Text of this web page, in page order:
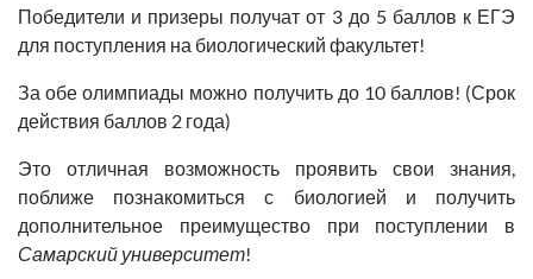
Победители и призеры получатот 3 до 5 баллов к ЕГЭ
для поступления на биологический факультет!
За обе олимпиады можно получить до 10 баллов! (Срок
действия баллов 2 года)
Это отличная возможность проявить свои знания,
поближе познакомиться с биологией и получить
дополнительное преимущество при поступлении в
Самарский университет!